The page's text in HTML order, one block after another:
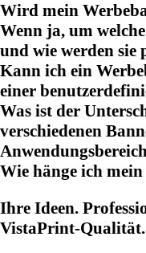
Wird mein
Wenn ja, um
und wie werden sie
Kann ich ein
einer
Was ist der
verschiedenen
Wie hänge ich
Ihre Ideen.
VistaPrint-Qualität.